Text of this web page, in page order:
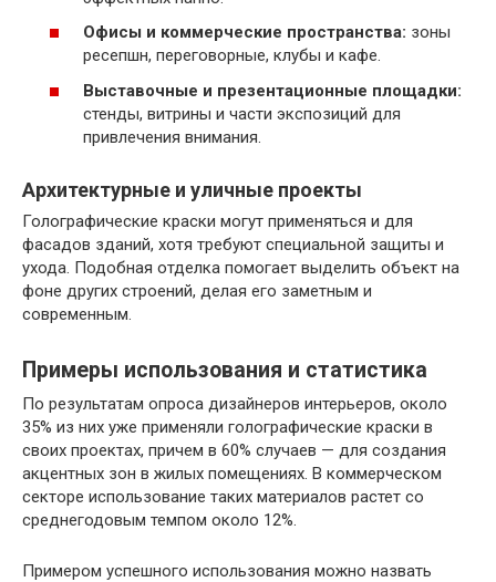
Офисы и коммерческие пространства: зоны
ресепшн, переговорные, клубы и кафе.
Выставочные и презентационные площадки:
стенды, витрины и части экспозиций для
привлечения внимания.
Архитектурные и уличные проекты
Голографические краски могут применяться и для
фасадов зданий, хотя требуют специальной защиты и
ухода. Подобная отделка помогает выделить объект на
фоне других строений, делая его заметным и
современным.
Примеры использования и статистика
По результатам опроса дизайнеров интерьеров, около
35% из них уже применяли голографические краски в
своих проектах, причем в 60% случаев — для создания
акцентных зон в жилых помещениях. В коммерческом
секторе использование таких материалов растет со
среднегодовым темпом около 12%.
Примером успешного использования можно назвать